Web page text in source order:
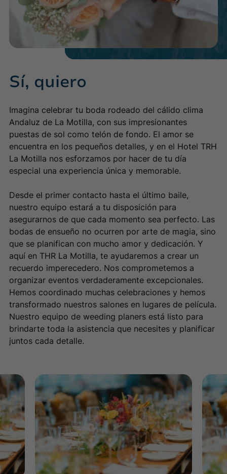
(+34) 955 666 816
(+34) 953 748130
(+34) 971 68 28 86
(+34) 952 883 000
Baeza
TRH Ciudad de Baeza
Málaga
Conoce el hotel
Mallorca
Palmanova Beach Apartments
Mallorca
Conoce el hotel
Sí, quiero
Imagina celebrar tu boda rodeado del cálido clima
Andaluz de La Motilla, con sus impresionantes
puestas de sol como telón de fondo. El amor se
encuentra en los pequeños detalles, y en el Hotel TRH
La Motilla nos esforzamos por hacer de tu día
especial una experiencia única y memorable.
Desde el primer contacto hasta el último baile,
nuestro equipo estará a tu disposición para
asegurarnos de que cada momento sea perfecto. Las
bodas de ensueño no ocurren por arte de magia, sino
que se planifican con mucho amor y dedicación. Y
aquí en THR La Motilla, te ayudaremos a crear un
recuerdo imperecedero. Nos comprometemos a
organizar eventos verdaderamente excepcionales.
Hemos coordinado muchas celebraciones y hemos
transformado nuestros salones en lugares de película.
Nuestro equipo de weeding planers está listo para
brindarte toda la asistencia que necesites y planificar
juntos cada detalle.